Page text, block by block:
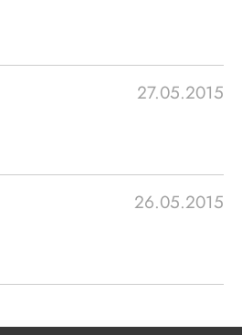
27.05.2015
26.05.2015